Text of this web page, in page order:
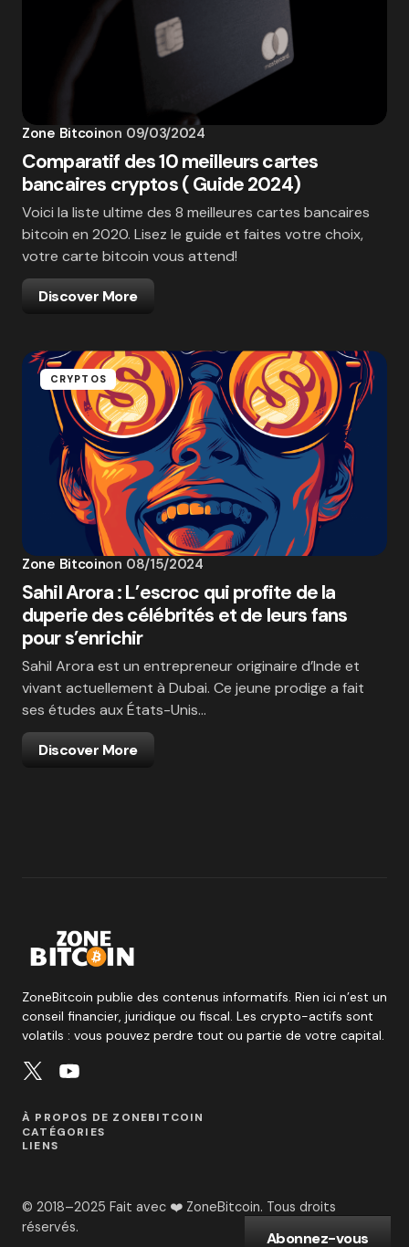
Zone Bitcoinon 09/03/2024
Comparatif des 10 meilleurs cartes
bancaires cryptos ( Guide 2024)
Voici la liste ultime des 8 meilleures cartes bancaires
bitcoin en 2020. Lisez le guide et faites votre choix,
votre carte bitcoin vous attend!
Discover More
CRYPTOS
Zone Bitcoinon 08/15/2024
Sahil Arora : L’escroc qui profite de la
duperie des célébrités et de leurs fans
pour s’enrichir
Sahil Arora est un entrepreneur originaire d’Inde et
vivant actuellement à Dubai. Ce jeune prodige a fait
ses études aux États-Unis…
Discover More
ZoneBitcoin publie des contenus informatifs. Rien ici n’est un
conseil financier, juridique ou fiscal. Les crypto-actifs sont
volatils : vous pouvez perdre tout ou partie de votre capital.
À PROPOS DE ZONEBITCOIN
CATÉGORIES
LIENS
© 2018–2025 Fait avec ❤️ ZoneBitcoin. Tous droits
réservés.
Abonnez-vous